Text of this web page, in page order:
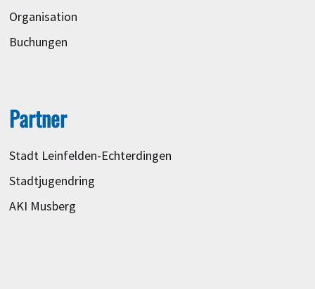
Organisation
Buchungen
Partner
Stadt Leinfelden-Echterdingen
Stadtjugendring
AKI Musberg